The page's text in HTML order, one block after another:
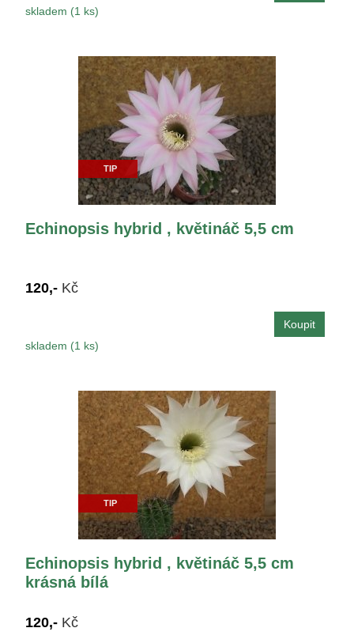
skladem (1 ks)
TIP
Echinopsis hybrid , květináč 5,5 cm
120,- Kč
skladem (1 ks)
TIP
Echinopsis hybrid , květináč 5,5 cm
krásná bílá
120,- Kč